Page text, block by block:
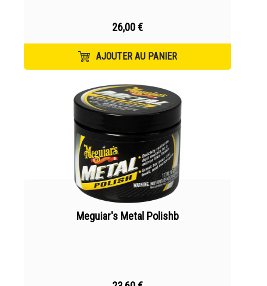
26,00 €
AJOUTER AU PANIER
Meguiar's Metal Polishb